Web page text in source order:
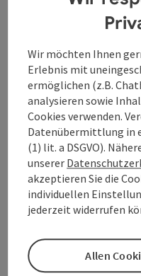
01. August, 20:00 Uhr,
07. August, 20:00 Uhr,
14. August, 20:00 Uhr,
Auskünfte über
am jeweiligen Tag auf
unter der folgenden
7070-1070 Portier im
Kontakt
Veranstaltungsort
Anreise/Lage
Wir möchten Ihnen
Erlebnis mit
ermöglichen (z.B.
analysieren sowie
Cookies verwenden.
Datenübermittlung in
(1) lit. a DSGVO).
unserer
akzeptieren Sie die
individuellen
jederzeit widerrufen
Allen